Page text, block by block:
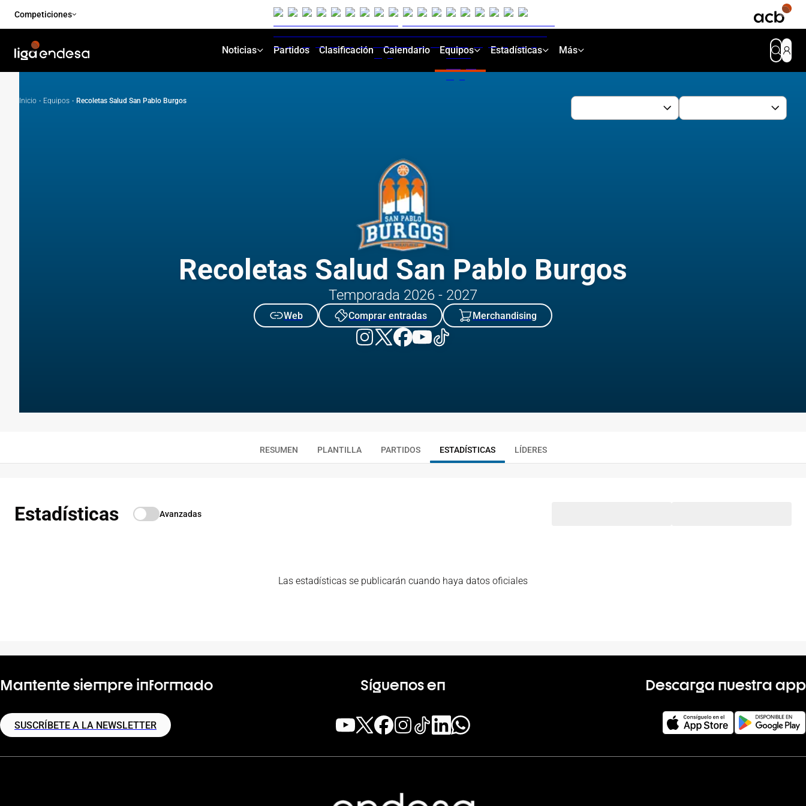
Competiciones
Noticias Partidos Clasificación Calendario Equipos Estadísticas Más
Inicio · Equipos · Recoletas Salud San Pablo Burgos
Recoletas Salud San Pablo Burgos
Temporada 2026 - 2027
Web Comprar entradas Merchandising
RESUMEN PLANTILLA PARTIDOS ESTADÍSTICAS LÍDERES
Estadísticas Avanzadas
Las estadísticas se publicarán cuando haya datos oficiales
Mantente siempre informado
SUSCRÍBETE A LA NEWSLETTER
Síguenos en Descarga nuestra app